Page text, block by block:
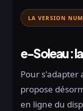
LA VERSION
e-Soleau :
Pour s'adapter
propose
en ligne du